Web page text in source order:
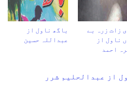
باگھ ناول از
عبداللہ حسین
زات زرہ بے
ناول از
احمد
از عبدالحلیم شرر